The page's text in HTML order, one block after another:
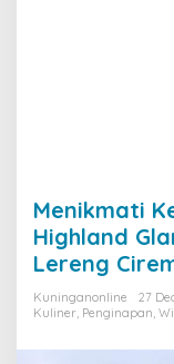
Menikmati
Highland
Lereng
Kuninganonline
27
Kuliner, Penginapan,